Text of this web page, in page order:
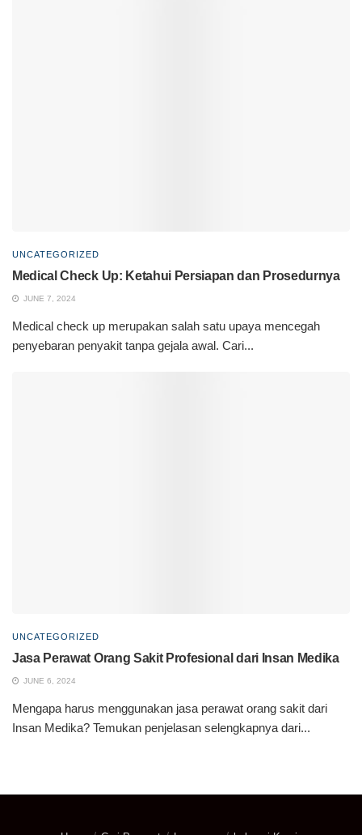
UNCATEGORIZED
Medical Check Up: Ketahui Persiapan dan Prosedurnya
JUNE 7, 2024
Medical check up merupakan salah satu upaya mencegah
penyebaran penyakit tanpa gejala awal. Cari...
UNCATEGORIZED
Jasa Perawat Orang Sakit Profesional dari Insan Medika
JUNE 6, 2024
Mengapa harus menggunakan jasa perawat orang sakit dari
Insan Medika? Temukan penjelasan selengkapnya dari...